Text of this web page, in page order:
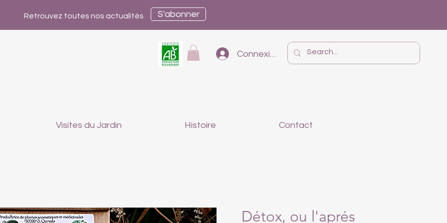
Retrouvez toutes nos actualités S'abonner
Connexion
Visites du Jardin Histoire Contact
Détox, ou l'aprés